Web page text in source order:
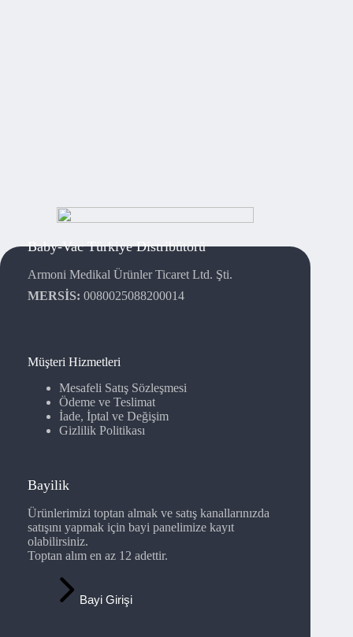
Baby-Vac Türkiye Distribütörü
Armoni Medikal Ürünler Ticaret Ltd. Şti.
MERSİS: 0080025088200014
Müşteri Hizmetleri
Mesafeli Satış Sözleşmesi
Ödeme ve Teslimat
İade, İptal ve Değişim
Gizlilik Politikası
Bayilik
Ürünlerimizi toptan almak ve satış kanallarınızda
satışını yapmak için bayi panelimize kayıt
olabilirsiniz.
Toptan alım en az 12 adettir.
Bayi Girişi